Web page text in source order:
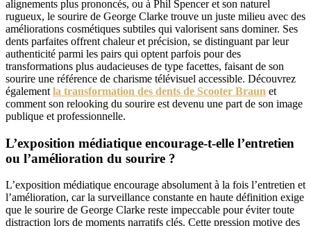
alignements plus prononcés, ou à Phil Spencer et son naturel
rugueux, le sourire de George Clarke trouve un juste milieu avec des
améliorations cosmétiques subtiles qui valorisent sans dominer. Ses
dents parfaites offrent chaleur et précision, se distinguant par leur
authenticité parmi les pairs qui optent parfois pour des
transformations plus audacieuses de type facettes, faisant de son
sourire une référence de charisme télévisuel accessible. Découvrez
également la transformation des dents de Scooter Braun et
comment son relooking du sourire est devenu une part de son image
publique et professionnelle.
L’exposition médiatique encourage-t-elle l’entretien
ou l’amélioration du sourire ?
L’exposition médiatique encourage absolument à la fois l’entretien et
l’amélioration, car la surveillance constante en haute définition exige
que le sourire de George Clarke reste impeccable pour éviter toute
distraction lors de moments narratifs clés. Cette pression motive des